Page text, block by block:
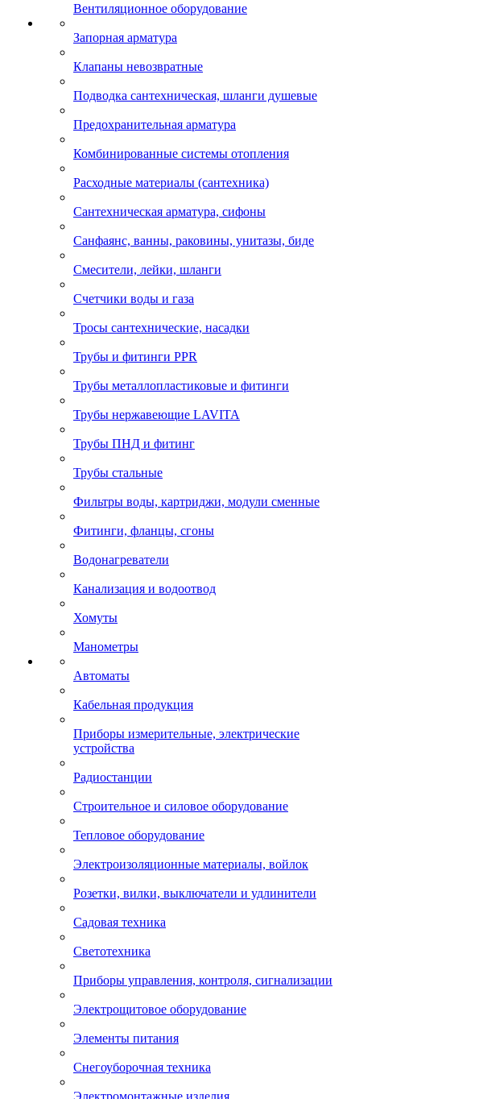
Вентиляционное оборудование
Запорная арматура
Клапаны невозвратные
Подводка сантехническая, шланги душевые
Предохранительная арматура
Комбинированные системы отопления
Расходные материалы (сантехника)
Сантехническая арматура, сифоны
Санфаянс, ванны, раковины, унитазы, биде
Смесители, лейки, шланги
Счетчики воды и газа
Тросы сантехнические, насадки
Трубы и фитинги PPR
Трубы металлопластиковые и фитинги
Трубы нержавеющие LAVITA
Трубы ПНД и фитинг
Трубы стальные
Фильтры воды, картриджи, модули сменные
Фитинги, фланцы, сгоны
Водонагреватели
Канализация и водоотвод
Хомуты
Манометры
Автоматы
Кабельная продукция
Приборы измерительные, электрические
устройства
Радиостанции
Строительное и силовое оборудование
Тепловое оборудование
Электроизоляционные материалы, войлок
Розетки, вилки, выключатели и удлинители
Садовая техника
Светотехника
Приборы управления, контроля, сигнализации
Электрощитовое оборудование
Элементы питания
Снегоуборочная техника
Электромонтажные изделия